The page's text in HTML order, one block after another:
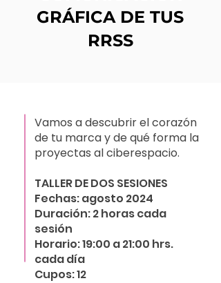
GRÁFICA DE TUS
RRSS
Vamos a descubrir el corazón
de tu marca y de qué forma la
proyectas al ciberespacio.
TALLER DE DOS SESIONES
Fechas: agosto 2024
Duración: 2 horas cada
sesión
Horario: 19:00 a 21:00 hrs.
cada día
Cupos: 12